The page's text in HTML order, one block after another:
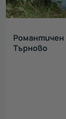
Романтичен
Търново